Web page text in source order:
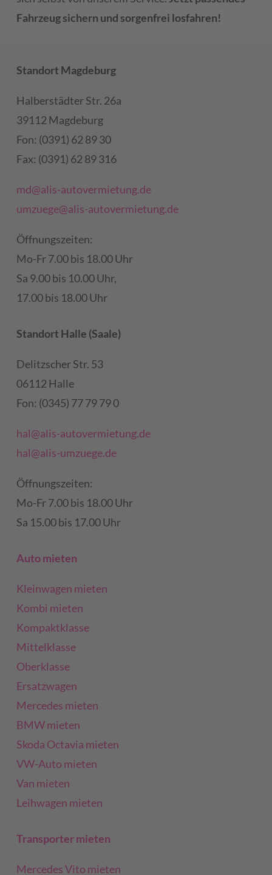
Fahrzeug sichern und sorgenfrei losfahren!
Standort Magdeburg
Halberstädter Str. 26a
39112 Magdeburg
Fon: (0391) 62 89 30
Fax: (0391) 62 89 316
md@alis-autovermietung.de
umzuege@alis-autovermietung.de
Öffnungszeiten:
Mo-Fr 7.00 bis 18.00 Uhr
Sa 9.00 bis 10.00 Uhr,
17.00 bis 18.00 Uhr
Standort Halle (Saale)
Delitzscher Str. 53
06112 Halle
Fon: (0345) 77 79 79 0
hal@alis-autovermietung.de
hal@alis-umzuege.de
Öffnungszeiten:
Mo-Fr 7.00 bis 18.00 Uhr
Sa 15.00 bis 17.00 Uhr
Auto mieten
Kleinwagen mieten
Kombi mieten
Kompaktklasse
Mittelklasse
Oberklasse
Ersatzwagen
Mercedes mieten
BMW mieten
Skoda Octavia mieten
VW-Auto mieten
Van mieten
Leihwagen mieten
Transporter mieten
Mercedes Vito mieten